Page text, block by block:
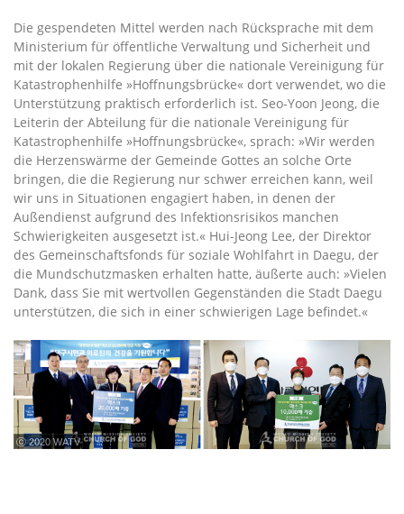
Die gespendeten Mittel werden nach Rücksprache mit dem
Ministerium für öffentliche Verwaltung und Sicherheit und
mit der lokalen Regierung über die nationale Vereinigung für
Katastrophenhilfe »Hoffnungsbrücke« dort verwendet, wo die
Unterstützung praktisch erforderlich ist. Seo-Yoon Jeong, die
Leiterin der Abteilung für die nationale Vereinigung für
Katastrophenhilfe »Hoffnungsbrücke«, sprach: »Wir werden
die Herzenswärme der Gemeinde Gottes an solche Orte
bringen, die die Regierung nur schwer erreichen kann, weil
wir uns in Situationen engagiert haben, in denen der
Außendienst aufgrund des Infektionsrisikos manchen
Schwierigkeiten ausgesetzt ist.« Hui-Jeong Lee, der Direktor
des Gemeinschaftsfonds für soziale Wohlfahrt in Daegu, der
die Mundschutzmasken erhalten hatte, äußerte auch: »Vielen
Dank, dass Sie mit wertvollen Gegenständen die Stadt Daegu
unterstützen, die sich in einer schwierigen Lage befindet.«
ⓒ 2020 WATV